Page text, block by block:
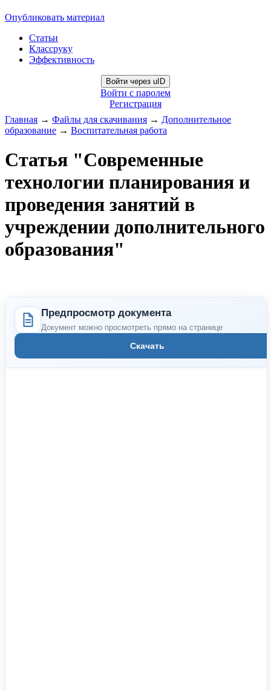
Опубликовать материал
Статьи
Классруку
Эффективность
Войти через uID
Войти с паролем
Регистрация
Главная → Файлы для скачивания → Дополнительное
образование → Воспитательная работа
Статья "Современные
технологии планирования и
проведения занятий в
учреждении дополнительного
образования"
Предпросмотр документа
Документ можно просмотреть прямо на странице
Скачать